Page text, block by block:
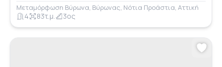
Μεταμόρφωση Βύρωνα, Βύρωνας, Νότια Προάστια, Αττική
4 83τ.μ. 3ος